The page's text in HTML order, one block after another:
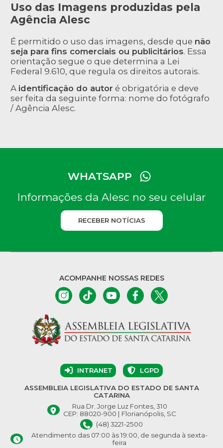
Uso das Imagens produzidas pela
Agência Alesc
É permitido o uso das imagens, desde que não
seja para fins comerciais ou publicitários. Essa
orientação segue o que determina a Lei
Federal 9.610, que regula os direitos autorais.
A identificação do autor é obrigatória e deve
ser feita da seguinte forma: nome do fotógrafo
/ Agência Alesc.
WHATSAPP
Informações da Alesc no seu celular
RECEBER NOTÍCIAS
ACOMPANHE NOSSAS REDES
INTRANET LGPD
ASSEMBLEIA LEGISLATIVA DO ESTADO DE SANTA
CATARINA
Rua Dr. Jorge Luz Fontes, 310
CEP: 88020-900 | Florianópolis, SC
(48) 3221-2500
Atendimento das 07:00 às 19:00, de segunda à sexta-
feira